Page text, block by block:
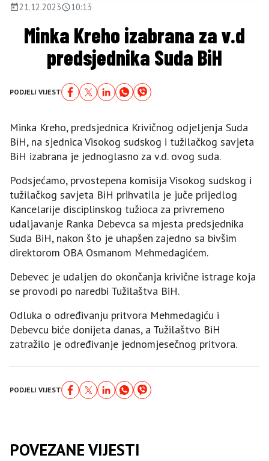
21.12.2023 10:13
Minka Kreho izabrana za v.d
predsjednika Suda BiH
PODJELI VIJEST
Minka Kreho, predsjednica Krivičnog odjeljenja Suda
BiH, na sjednica Visokog sudskog i tužilačkog savjeta
BiH izabrana je jednoglasno za v.d. ovog suda.
Podsjećamo, prvostepena komisija Visokog sudskog i
tužilačkog savjeta BiH prihvatila je juče prijedlog
Kancelarije disciplinskog tužioca za privremeno
udaljavanje Ranka Debevca sa mjesta predsjednika
Suda BiH, nakon što je uhapšen zajedno sa bivšim
direktorom OBA Osmanom Mehmedagićem.
Debevec je udaljen do okončanja krivične istrage koja
se provodi po naredbi Tužilaštva BiH.
Odluka o određivanju pritvora Mehmedagiću i
Debevcu biće donijeta danas, a Tužilaštvo BiH
zatražilo je određivanje jednomjesečnog pritvora.
PODJELI VIJEST
POVEZANE VIJESTI